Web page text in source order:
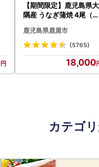
【期間限定】鹿児島県大
隅産 うなぎ蒲焼 4尾（60
cp18 うなぎ 鰻 魚 惣菜 総
菜
鹿児島県鹿屋市
(5765)
18,000
カテゴ